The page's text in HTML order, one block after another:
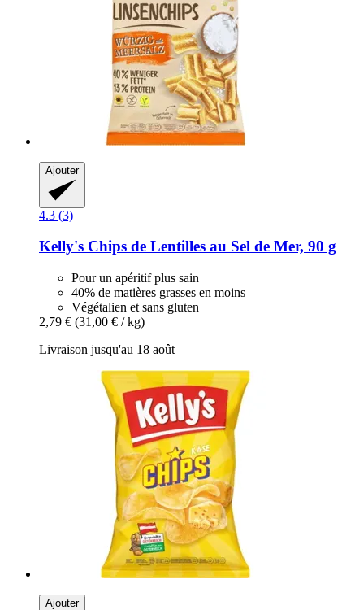
Ajouter
4.3 (3)
Kelly's Chips de Lentilles au Sel de Mer, 90 g
Pour un apéritif plus sain
40% de matières grasses en moins
Végétalien et sans gluten
2,79 € (31,00 € / kg)
Livraison jusqu'au 18 août
Ajouter